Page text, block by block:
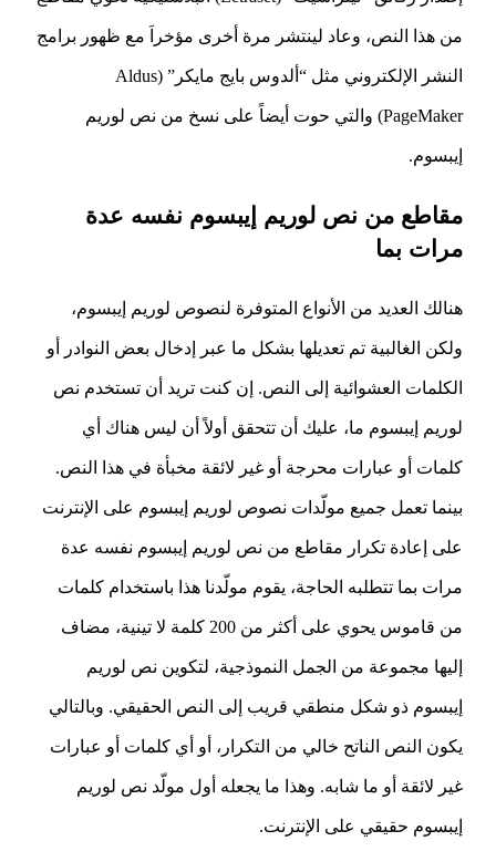
من هذا النص، وعاد لينتشر مرة أخرى مؤخراَ مع ظهور برامج
النشر الإلكتروني مثل “ألدوس بايج مايكر” (Aldus
PageMaker) والتي حوت أيضاً على نسخ من نص لوريم
إيبسوم.
مقاطع من نص لوريم إيبسوم نفسه عدة
مرات بما
هنالك العديد من الأنواع المتوفرة لنصوص لوريم إيبسوم،
ولكن الغالبية تم تعديلها بشكل ما عبر إدخال بعض النوادر أو
الكلمات العشوائية إلى النص. إن كنت تريد أن تستخدم نص
لوريم إيبسوم ما، عليك أن تتحقق أولاً أن ليس هناك أي
كلمات أو عبارات محرجة أو غير لائقة مخبأة في هذا النص.
بينما تعمل جميع مولّدات نصوص لوريم إيبسوم على الإنترنت
على إعادة تكرار مقاطع من نص لوريم إيبسوم نفسه عدة
مرات بما تتطلبه الحاجة، يقوم مولّدنا هذا باستخدام كلمات
من قاموس يحوي على أكثر من 200 كلمة لا تينية، مضاف
إليها مجموعة من الجمل النموذجية، لتكوين نص لوريم
إيبسوم ذو شكل منطقي قريب إلى النص الحقيقي. وبالتالي
يكون النص الناتح خالي من التكرار، أو أي كلمات أو عبارات
غير لائقة أو ما شابه. وهذا ما يجعله أول مولّد نص لوريم
إيبسوم حقيقي على الإنترنت.